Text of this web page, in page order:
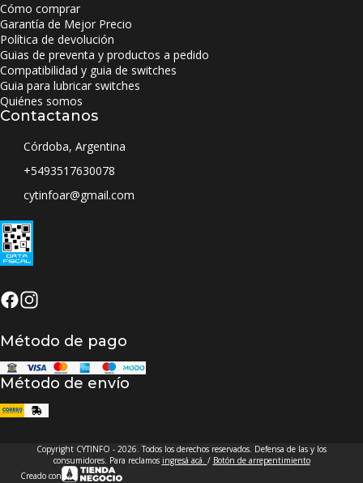
Cómo comprar
Garantía de Mejor Precio
Política de devolución
Guias de preventa y productos a pedido
Compatibilidad y guia de switches
Guia para lubricar switches
Quiénes somos
Contactanos
Córdoba, Argentina
+5493517630078
cytinfoar@gmail.com
Método de pago
Método de envío
Copyright CYTINFO - 2026. Todos los derechos reservados. Defensa de las y los
consumidores. Para reclamos ingresá acá. / Botón de arrepentimiento
Creado con